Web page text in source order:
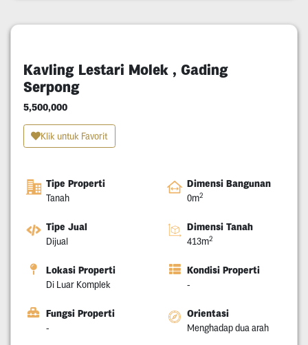
Kavling Lestari Molek , Gading
Serpong
5,500,000
Klik untuk Favorit
Tipe Properti
Tanah
Dimensi Bangunan
0m2
Tipe Jual
Dijual
Dimensi Tanah
413m2
Lokasi Properti
Di Luar Komplek
Kondisi Properti
-
Fungsi Properti
-
Orientasi
Menghadap dua arah